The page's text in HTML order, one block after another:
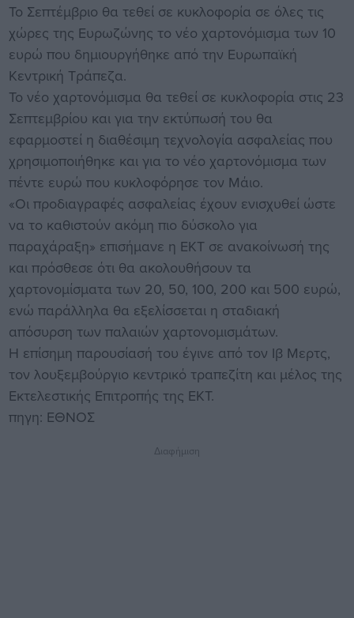
Το Σεπτέμβριο θα τεθεί σε κυκλοφορία σε όλες τις
χώρες της Ευρωζώνης το νέο χαρτονόμισμα των 10
ευρώ που δημιουργήθηκε από την Ευρωπαϊκή
Κεντρική Τράπεζα.
Το νέο χαρτονόμισμα θα τεθεί σε κυκλοφορία στις 23
Σεπτεμβρίου και για την εκτύπωσή του θα
εφαρμοστεί η διαθέσιμη τεχνολογία ασφαλείας που
χρησιμοποιήθηκε και για το νέο χαρτονόμισμα των
πέντε ευρώ που κυκλοφόρησε τον Μάιο.
«Οι προδιαγραφές ασφαλείας έχουν ενισχυθεί ώστε
να το καθιστούν ακόμη πιο δύσκολο για
παραχάραξη» επισήμανε η ΕΚΤ σε ανακοίνωσή της
και πρόσθεσε ότι θα ακολουθήσουν τα
χαρτονομίσματα των 20, 50, 100, 200 και 500 ευρώ,
ενώ παράλληλα θα εξελίσσεται η σταδιακή
απόσυρση των παλαιών χαρτονομισμάτων.
Η επίσημη παρουσίασή του έγινε από τον Ιβ Μερτς,
τον λουξεμβούργιο κεντρικό τραπεζίτη και μέλος της
Εκτελεστικής Επιτροπής της ΕΚΤ.
πηγη: ΕΘΝΟΣ
Διαφήμιση